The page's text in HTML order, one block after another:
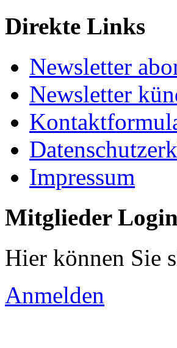
Direkte Links
Newsletter
Newsletter
Impressum
Mitglieder Login
Hier können Sie
Anmelden